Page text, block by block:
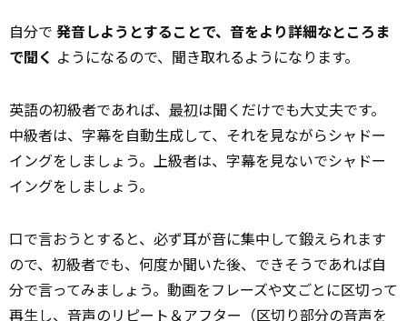
自分で 発音しようとすることで、音をより詳細なところま
で聞く ようになるので、聞き取れるようになります。
英語の初級者であれば、 最初は聞くだけでも大丈夫です。
中級者は、字幕を自動生成して、それを見ながらシャドー
イングをしましょう。上級者は、字幕を見ないでシャドー
イングをしましょう。
口で言おうとすると、必ず耳が音に集中して鍛えられます
ので、初級者でも、何度か聞いた後、できそうであれば自
分で言ってみましょう。動画をフレーズや文ごとに区切って
再生し、 音声のリピート＆アフター（区切り部分の音声を